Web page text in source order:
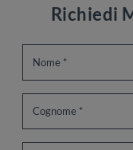
Richiedi